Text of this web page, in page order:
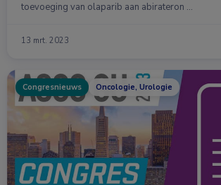
toevoeging van olaparib aan abirateron …
13 mrt. 2023
Congresnieuws Oncologie, Urologie